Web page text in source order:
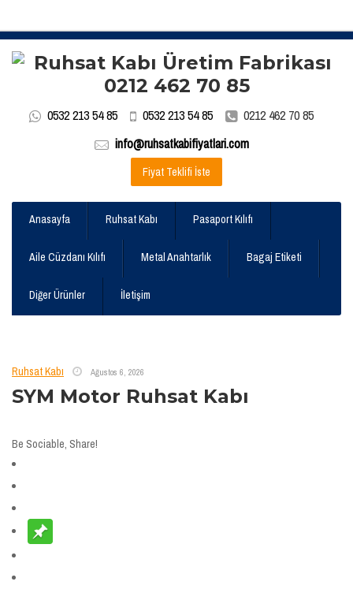
0532 213 54 85 0532 213 54 85
0212 462 70 85
info@ruhsatkabifiyatlari.com
Fiyat Teklifi İste
Anasayfa Ruhsat Kabı Pasaport Kılıfı
Aile Cüzdanı Kılıfı Metal Anahtarlık Bagaj Etiketi
Diğer Ürünler İletişim
Ruhsat Kabı Ağustos 6, 2026
SYM Motor Ruhsat Kabı
Be Sociable, Share!